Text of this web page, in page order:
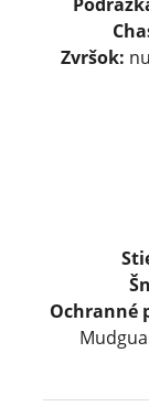
Zvršok:
Ochranné